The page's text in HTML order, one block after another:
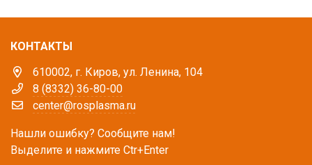
КОНТАКТЫ
610002, г. Киров, ул. Ленина, 104
8 (8332) 36-80-00
center@rosplasma.ru
Нашли ошибку? Сообщите нам!
Выделите и нажмите Ctr+Enter